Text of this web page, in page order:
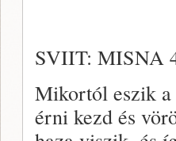
SVIIT: MISNA
Mikortól eszik a
érni kezd és